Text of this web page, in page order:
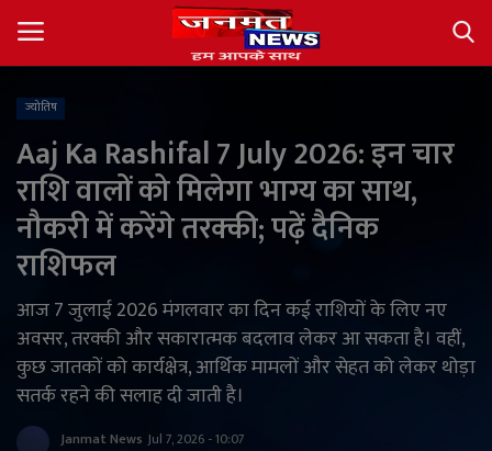
About
Contact
देश
अंतर्राष्ट्रीय
राज्य
ज्योतिष
Aaj Ka Rashifal 7 July 2026: इन चार
राशि वालों को मिलेगा भाग्य का साथ,
नौकरी में करेंगे तरक्की; पढ़ें दैनिक
राशिफल
आज 7 जुलाई 2026 मंगलवार का दिन कई राशियों के लिए नए
अवसर, तरक्की और सकारात्मक बदलाव लेकर आ सकता है। वहीं,
कुछ जातकों को कार्यक्षेत्र, आर्थिक मामलों और सेहत को लेकर थोड़ा
सतर्क रहने की सलाह दी जाती है।
Janmat News Jul 7, 2026 - 10:07